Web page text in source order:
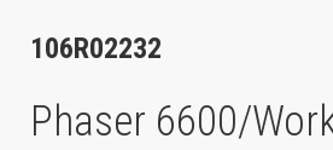
106R02232
Phaser 6600/